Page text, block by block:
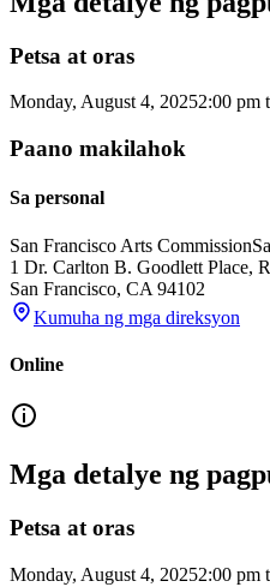
Petsa at oras
Monday, August 4, 20252:00 pm
Paano makilahok
Sa personal
San Francisco Arts Commission
1 Dr. Carlton B. Goodlett Place,
San Francisco, CA 94102
Kumuha ng mga direksyon
Online
Mga detalye ng
Petsa at oras
Monday, August 4, 20252:00 pm